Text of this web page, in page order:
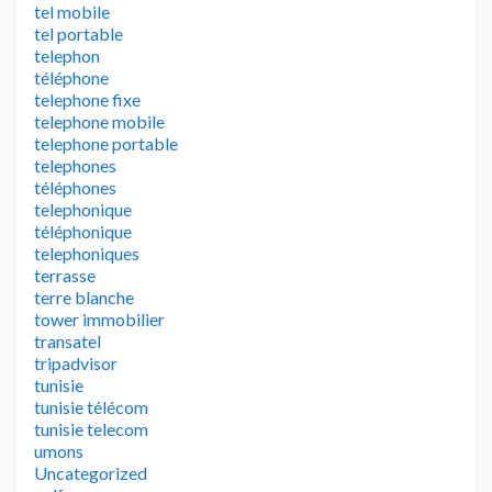
tel mobile
tel portable
telephon
téléphone
telephone fixe
telephone mobile
telephone portable
telephones
téléphones
telephonique
téléphonique
telephoniques
terrasse
terre blanche
tower immobilier
transatel
tripadvisor
tunisie
tunisie télécom
tunisie telecom
umons
Uncategorized